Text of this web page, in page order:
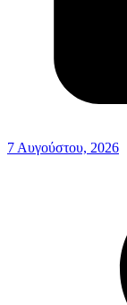
7 Αυγούστου, 2026